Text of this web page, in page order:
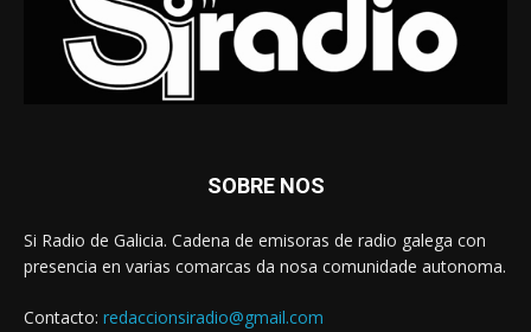
SOBRE NOS
Si Radio de Galicia. Cadena de emisoras de radio galega con
presencia en varias comarcas da nosa comunidade autonoma.
Contacto: redaccionsiradio@gmail.com